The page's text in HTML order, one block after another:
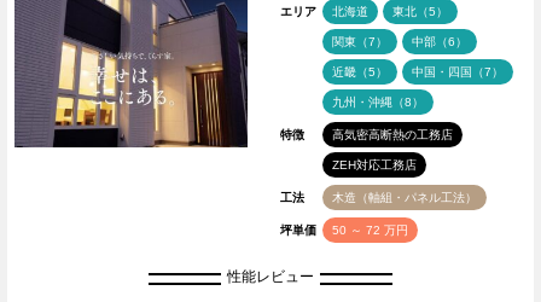
エリア 北海道 東北（5）
関東（7） 中部（6）
近畿（5） 中国・四国（7）
九州・沖縄（8）
特徴 高気密高断熱の工務店
ZEH対応工務店
工法 木造（軸組・パネル工法）
坪単価 50 ～ 72 万円
性能レビュー